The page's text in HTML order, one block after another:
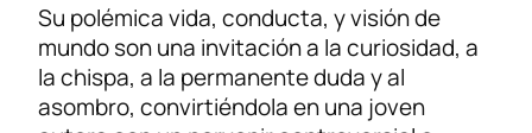
Su polémica vida, conducta, y visión de
mundo son una invitación a la curiosidad, a
la chispa, a la permanente duda y al
asombro, convirtiéndola en una joven